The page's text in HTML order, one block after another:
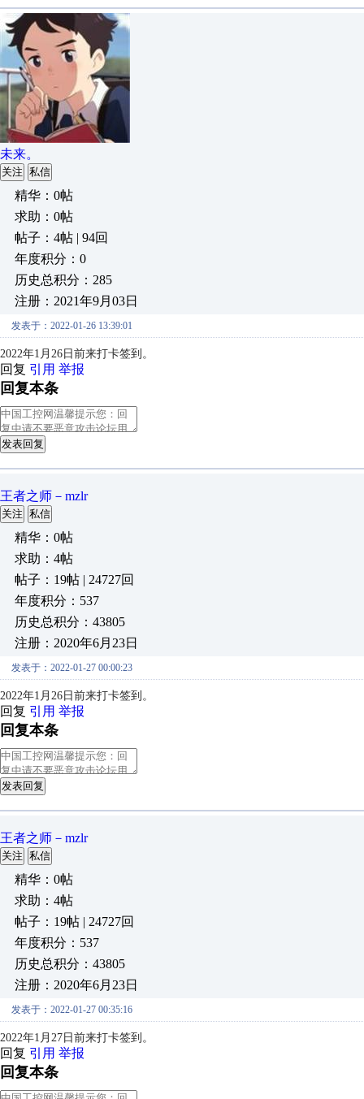
未来。
关注 私信
精华：0帖
求助：0帖
帖子：4帖 | 94回
年度积分：0
历史总积分：285
注册：2021年9月03日
发表于：2022-01-26 13:39:01
2022年1月26日前来打卡签到。
回复 引用 举报
回复本条
发表回复
王者之师－mzlr
关注 私信
精华：0帖
求助：4帖
帖子：19帖 | 24727回
年度积分：537
历史总积分：43805
注册：2020年6月23日
发表于：2022-01-27 00:00:23
2022年1月26日前来打卡签到。
回复 引用 举报
回复本条
发表回复
王者之师－mzlr
关注 私信
精华：0帖
求助：4帖
帖子：19帖 | 24727回
年度积分：537
历史总积分：43805
注册：2020年6月23日
发表于：2022-01-27 00:35:16
2022年1月27日前来打卡签到。
回复 引用 举报
回复本条